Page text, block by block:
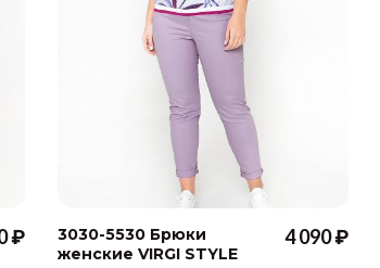
₽
3030-5530 Брюки
женские VIRGI STYLE
4 090 ₽